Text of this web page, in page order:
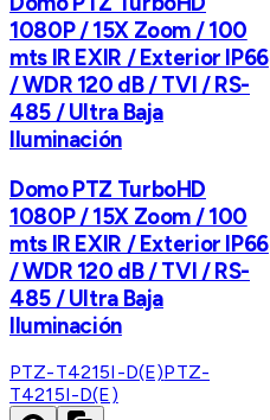
1080P / 15X Zoom / 100
mts IR EXIR / Exterior IP66
/ WDR 120 dB / TVI / RS-
485 / Ultra Baja
Iluminación
Domo PTZ TurboHD
1080P / 15X Zoom / 100
mts IR EXIR / Exterior IP66
/ WDR 120 dB / TVI / RS-
485 / Ultra Baja
Iluminación
PTZ-T4215I-D(E)PTZ-
T4215I-D(E)